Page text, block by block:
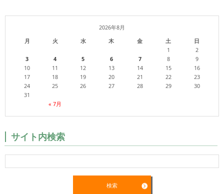
2026年8月
月
火 水 木 金 土 日
« 7月
1
2
3
4 5 6 7 8
9
10
11 12 13 14 15
16
17
18 19 20 21 22
23
24
25 26 27 28 29
30
31
サイト内検索